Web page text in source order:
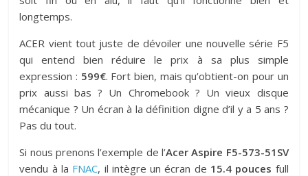
longtemps.
ACER vient tout juste de dévoiler une nouvelle série F5
qui entend bien réduire le prix à sa plus simple
expression : 599€. Fort bien, mais qu’obtient-on pour un
prix aussi bas ? Un Chromebook ? Un vieux disque
mécanique ? Un écran à la définition digne d’il y a 5 ans ?
Pas du tout.
Si nous prenons l’exemple de l’Acer Aspire F5-573-51SV
vendu à la FNAC, il intègre un écran de 15.4 pouces full